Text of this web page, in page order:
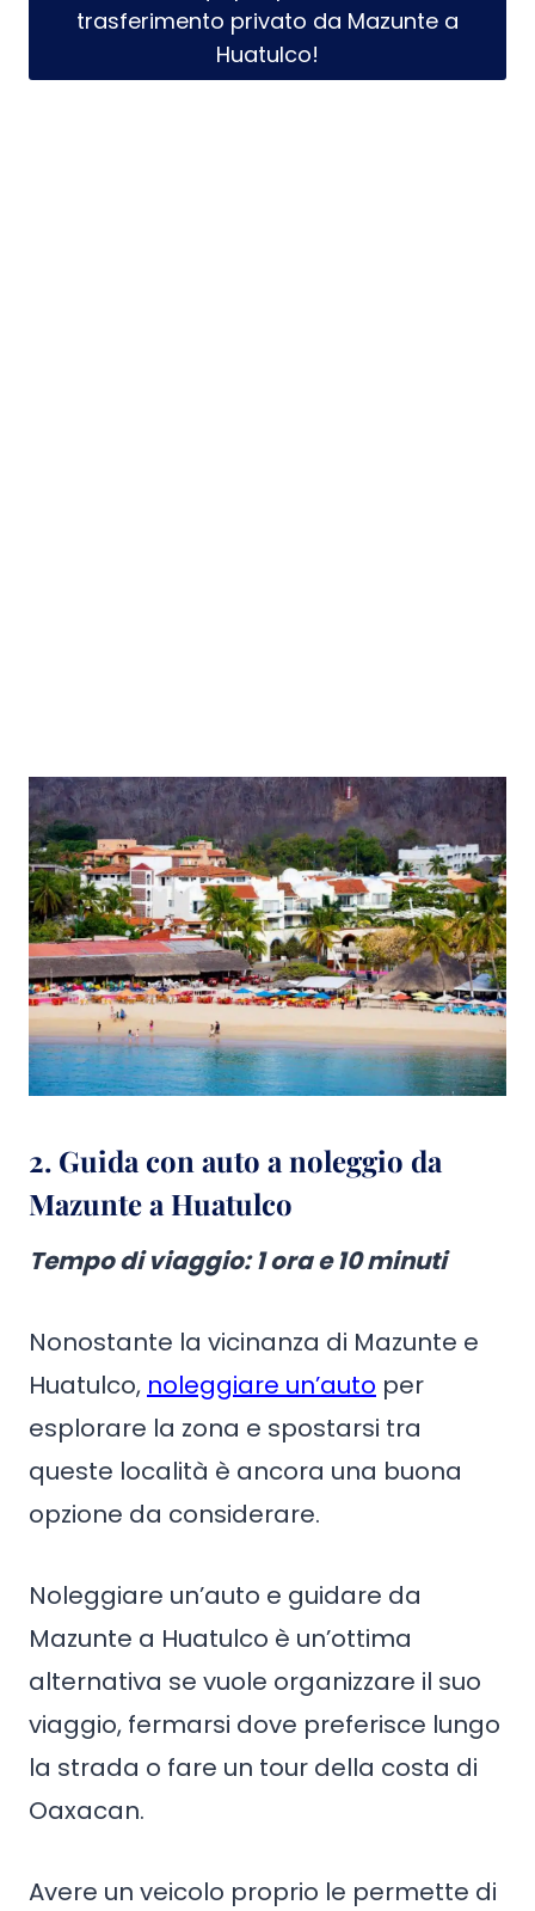
trasferimento privato da Mazunte a
Huatulco!
2. Guida con auto a noleggio da
Mazunte a Huatulco
Tempo di viaggio:1 ora e 10 minuti
Nonostante la vicinanza di Mazunte e
Huatulco, noleggiare un’auto per
esplorare la zona e spostarsi tra
queste località è ancora una buona
opzione da considerare.
Noleggiare un’auto e guidare da
Mazunte a Huatulco è un’ottima
alternativa se vuole organizzare il suo
viaggio, fermarsi dove preferisce lungo
la strada o fare un tour della costa di
Oaxacan.
Avere un veicolo proprio le permette di